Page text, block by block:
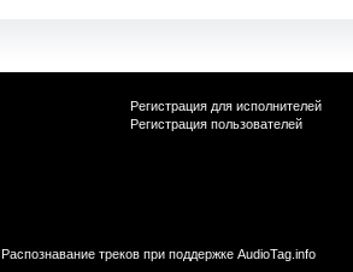
Регистрация для исполнителей
Регистрация пользователей
Распознавание треков при поддержке AudioTag.info